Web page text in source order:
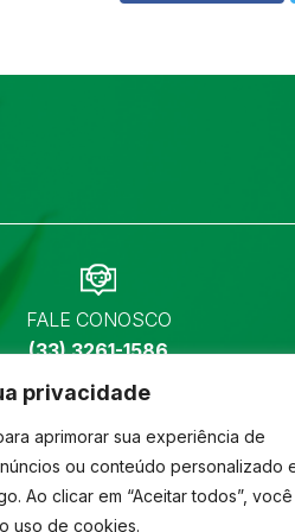
privacidade
aprimorar sua experiência de
ou conteúdo personalizado
Ao clicar em “Aceitar todos”, você
uso de cookies.
FALE CONOSCO
(33) 3261-1586
os direitos reservados